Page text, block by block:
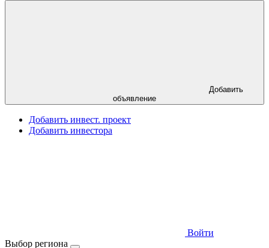
Добавить
объявление
Добавить инвест. проект
Добавить инвестора
Войти
Выбор региона